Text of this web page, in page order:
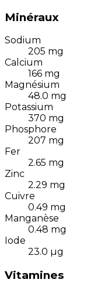
Minéraux
Sodium
205 mg
Calcium
166 mg
Magnésium
48.0 mg
Potassium
370 mg
Phosphore
207 mg
Fer
2.65 mg
Zinc
2.29 mg
Cuivre
0.49 mg
Manganèse
0.48 mg
Iode
23.0 µg
Vitamines